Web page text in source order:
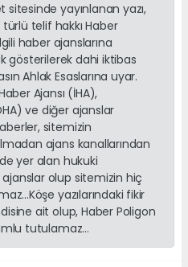
yayınlanan yazı,
telif hakkı Haber
haber ajanslarına
gösterilerek dahi iktibas
Ahlak Esaslarına uyar.
Ajansı (İHA),
ve diğer ajanslar
sitemizin
ajans kanallarından
yer alan hukuki
olup sitemizin hiç
yazılarındaki fikir
ait olup, Haber Poligon
tutulamaz...